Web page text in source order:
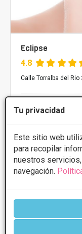
Tu privacidad
Este sitio web
para recopilar
nuestros
navegación.
Eclipse
4.8
Calle Torralba del Rio
PRIMERA
Presupuestos
CONSULTAR/
Lunes
Miércoles
Viernes